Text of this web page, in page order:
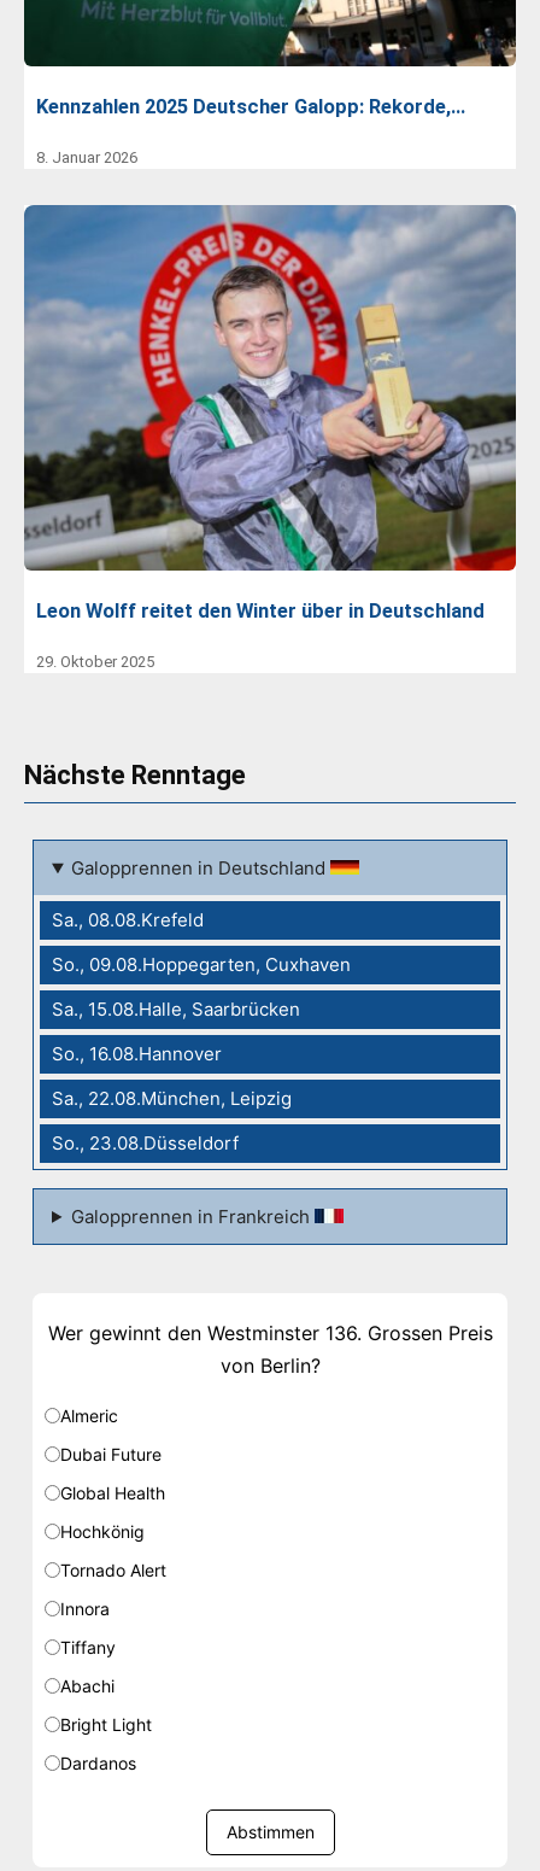
Kennzahlen 2025 Deutscher Galopp: Rekorde,…
8. Januar 2026
Leon Wolff reitet den Winter über in Deutschland
29. Oktober 2025
Nächste Renntage
Galopprennen in Deutschland
Sa., 08.08.Krefeld
So., 09.08.Hoppegarten, Cuxhaven
Sa., 15.08.Halle, Saarbrücken
So., 16.08.Hannover
Sa., 22.08.München, Leipzig
So., 23.08.Düsseldorf
Galopprennen in Frankreich
Wer gewinnt den Westminster 136. Grossen Preis
von Berlin?
Almeric
Dubai Future
Global Health
Hochkönig
Tornado Alert
Innora
Tiffany
Abachi
Bright Light
Dardanos
Abstimmen